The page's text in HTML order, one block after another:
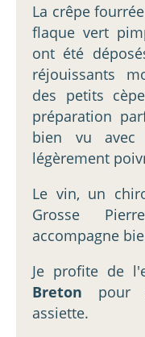
La crêpe
flaque vert
ont été
réjouissants
des petits
préparation
bien vu avec
légèrement
Le vin, un
Grosse
accompagne
Je profite de
Breton pour
assiette.